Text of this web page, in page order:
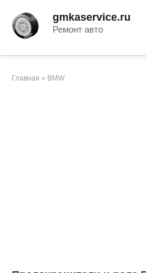
контенту
gmkaservice.ru
Ремонт авто
Главная » BMW